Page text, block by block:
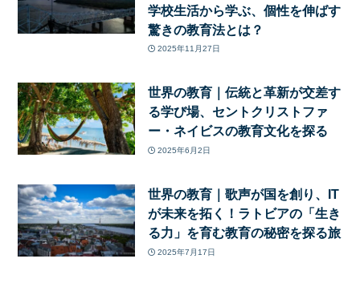
学校生活から学ぶ、個性を伸ばす
驚きの教育法とは？
2025年11月27日
世界の教育｜伝統と革新が交差す
る学び場、セントクリストファ
ー・ネイビスの教育文化を探る
2025年6月2日
世界の教育｜歌声が国を創り、IT
が未来を拓く！ラトビアの「生き
る力」を育む教育の秘密を探る旅
2025年7月17日